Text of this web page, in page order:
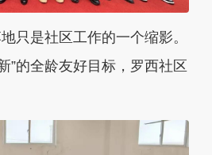
是社区工作的一个缩影。
”的全龄友好目标，罗西社区